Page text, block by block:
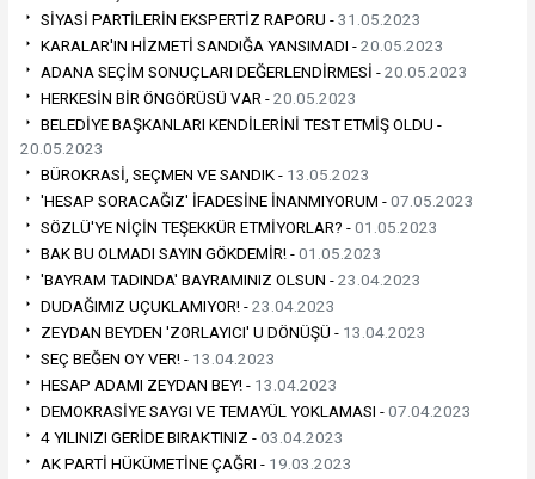
SİYASİ PARTİLERİN EKSPERTİZ RAPORU -31.05.2023
KARALAR'IN HİZMETİ SANDIĞA YANSIMADI -20.05.2023
ADANA SEÇİM SONUÇLARI DEĞERLENDİRMESİ -20.05.2023
HERKESİN BİR ÖNGÖRÜSÜ VAR -20.05.2023
BELEDİYE BAŞKANLARI KENDİLERİNİ TEST ETMİŞ OLDU -
20.05.2023
BÜROKRASİ, SEÇMEN VE SANDIK - 13.05.2023
'HESAP SORACAĞIZ' İFADESİNE İNANMIYORUM -07.05.2023
SÖZLÜ'YE NİÇİN TEŞEKKÜR ETMİYORLAR? -01.05.2023
BAK BU OLMADI SAYIN GÖKDEMİR! -01.05.2023
'BAYRAM TADINDA' BAYRAMINIZ OLSUN -23.04.2023
DUDAĞIMIZ UÇUKLAMIYOR! -23.04.2023
ZEYDAN BEYDEN 'ZORLAYICI' U DÖNÜŞÜ - 13.04.2023
SEÇ BEĞEN OY VER! - 13.04.2023
HESAP ADAMI ZEYDAN BEY! - 13.04.2023
DEMOKRASİYE SAYGI VE TEMAYÜL YOKLAMASI -07.04.2023
4 YILINIZI GERİDE BIRAKTINIZ -03.04.2023
AK PARTİ HÜKÜMETİNE ÇAĞRI - 19.03.2023